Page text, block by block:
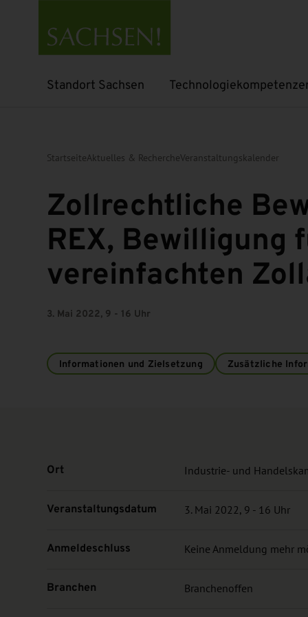
Standort Sachsen
Untermenü öffnen Untermenü öffnen
StartseiteAktuelles & RechercheVeranstaltungskalender
Zollrechtliche
REX, Bewilligung
vereinfachten
3. Mai 2022, 9 - 16 Uhr
Informationen und Zielsetzung Zusätzliche
Ort Industrie- und
Veranstaltungsdatum 3. Mai 2022, 9 - 16 Uhr
Anmeldeschluss Keine Anmeldung mehr
Branchen Branchenoffen